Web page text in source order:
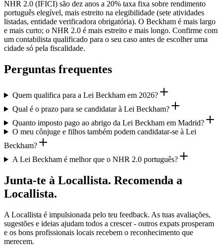
NHR 2.0 (IFICI) são dez anos a 20% taxa fixa sobre rendimento
português elegível, mais estreito na elegibilidade (sete atividades
listadas, entidade verificadora obrigatória). O Beckham é mais largo
e mais curto; o NHR 2.0 é mais estreito e mais longo. Confirme com
um contabilista qualificado para o seu caso antes de escolher uma
cidade só pela fiscalidade.
Perguntas frequentes
Quem qualifica para a Lei Beckham em 2026?
Qual é o prazo para se candidatar à Lei Beckham?
Quanto imposto pago ao abrigo da Lei Beckham em Madrid?
O meu cônjuge e filhos também podem candidatar-se à Lei
Beckham?
A Lei Beckham é melhor que o NHR 2.0 português?
Junta-te à Locallista. Recomenda a
Locallista.
A Locallista é impulsionada pelo teu feedback. As tuas avaliações,
sugestões e ideias ajudam todos a crescer - outros expats prosperam
e os bons profissionais locais recebem o reconhecimento que
merecem.